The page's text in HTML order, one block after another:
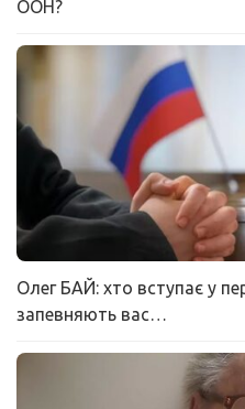
ООН?
Олег БАЙ: хто вступає у
запевняють вас…